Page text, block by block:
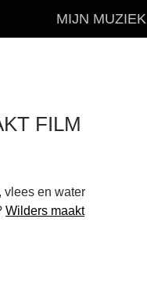
MIJN MUZIEK
FILM
vlees en water
Wilders maakt